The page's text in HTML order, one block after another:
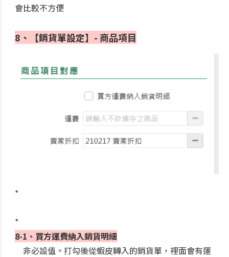
會比較不方便
8、 【銷貨單設定】- 商品項目
*
*
8-1、買方運費納入銷貨明細
非必設值。打勾後從蝦皮轉入的銷貨單，裡面會有運